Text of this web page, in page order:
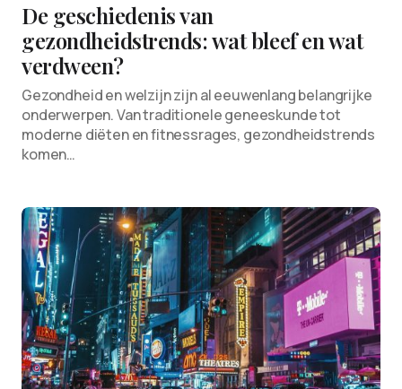
De geschiedenis van
gezondheidstrends: wat bleef en wat
verdween?
Gezondheid en welzijn zijn al eeuwenlang belangrijke
onderwerpen. Van traditionele geneeskunde tot
moderne diëten en fitnessrages, gezondheidstrends
komen…